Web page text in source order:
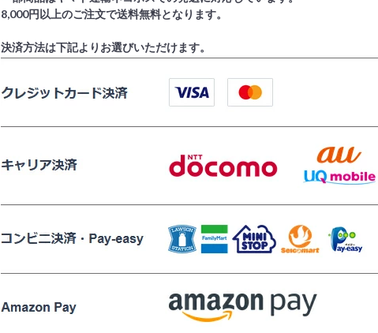
8,000円以上のご注文で送料無料となります。
決済方法は下記よりお選びいただけます。